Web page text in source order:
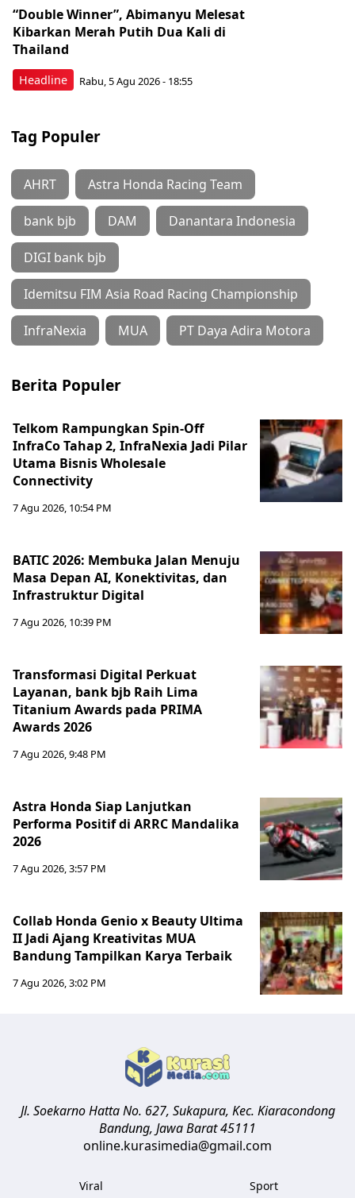
Headline
“Double Winner”, Abimanyu Melesat
Kibarkan Merah Putih Dua Kali di
Thailand
Rabu, 5 Agu 2026 - 18:55
Tag Populer
AHRT Astra Honda Racing Team
bank bjb DAM Danantara Indonesia
DIGI bank bjb
Idemitsu FIM Asia Road Racing Championship
InfraNexia MUA PT Daya Adira Motora
Berita Populer
Telkom Rampungkan Spin-Off
InfraCo Tahap 2, InfraNexia Jadi Pilar
Utama Bisnis Wholesale
Connectivity
7 Agu 2026, 10:54 PM
BATIC 2026: Membuka Jalan Menuju
Masa Depan AI, Konektivitas, dan
Infrastruktur Digital
7 Agu 2026, 10:39 PM
Transformasi Digital Perkuat
Layanan, bank bjb Raih Lima
Titanium Awards pada PRIMA
Awards 2026
7 Agu 2026, 9:48 PM
Astra Honda Siap Lanjutkan
Performa Positif di ARRC Mandalika
2026
7 Agu 2026, 3:57 PM
Collab Honda Genio x Beauty Ultima
II Jadi Ajang Kreativitas MUA
Bandung Tampilkan Karya Terbaik
7 Agu 2026, 3:02 PM
Jl. Soekarno Hatta No. 627, Sukapura, Kec. Kiaracondong
Bandung, Jawa Barat45111
online.kurasimedia@gmail.com
Viral Sport